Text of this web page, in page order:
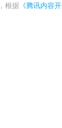
根据 《腾讯内容